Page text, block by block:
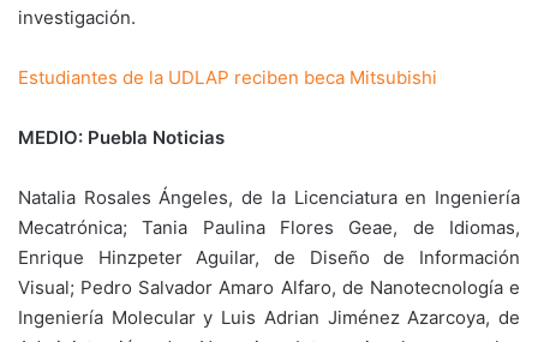
investigación.
Estudiantes de la UDLAP reciben beca Mitsubishi
MEDIO: Puebla Noticias
Natalia Rosales Ángeles, de la Licenciatura en Ingeniería
Mecatrónica; Tania Paulina Flores Geae, de Idiomas,
Enrique Hinzpeter Aguilar, de Diseño de Información
Visual; Pedro Salvador Amaro Alfaro, de Nanotecnología e
Ingeniería Molecular y Luis Adrian Jiménez Azarcoya, de